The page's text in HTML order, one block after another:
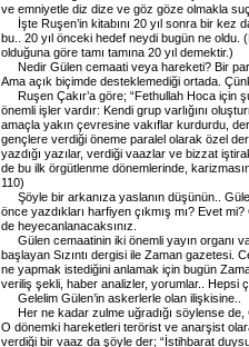
ve emniyetle diz dize ve göz göze olmakla
İşte Ruşen’in kitabını 20 yıl sonra bir
bu.. 20 yıl önceki hedef neydi bugün ne oldu.
olduğuna göre tamı tamına 20 yıl demektir.)
Nedir Gülen cemaati veya hareketi? Bir
Ama açık biçimde desteklemediği ortada.
Ruşen Çakır’a göre; “Fethullah Hoca için
önemli işler vardır: Kendi grup varlığını
amaçla yakın çevresine vakıflar kurdurdu,
gençlere verdiği öneme paralel olarak özel
yazdığı yazılar, verdiği vaazlar ve bizzat
de bu ilk örgütlenme dönemlerinde,
110)
Şöyle bir arkanıza yaslanın düşünün..
önce yazdıkları harfiyen çıkmış mı? Evet
de heyecanlanacaksınız.
Gülen cemaatinin iki önemli yayın organı
başlayan Sızıntı dergisi ile Zaman gazetesi.
ne yapmak istediğini anlamak için bugün
veriliş şekli, haber analizler, yorumlar.. Hepsi
Gelelim Gülen’in askerlerle olan ilişkisine..
Her ne kadar zulme uğradığı söylense de,
O dönemki hareketleri terörist ve anarşist
verdiği bir vaaz da şöyle der; “İstihbarat